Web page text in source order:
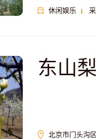
休闲娱乐
东山
北京市门头沟